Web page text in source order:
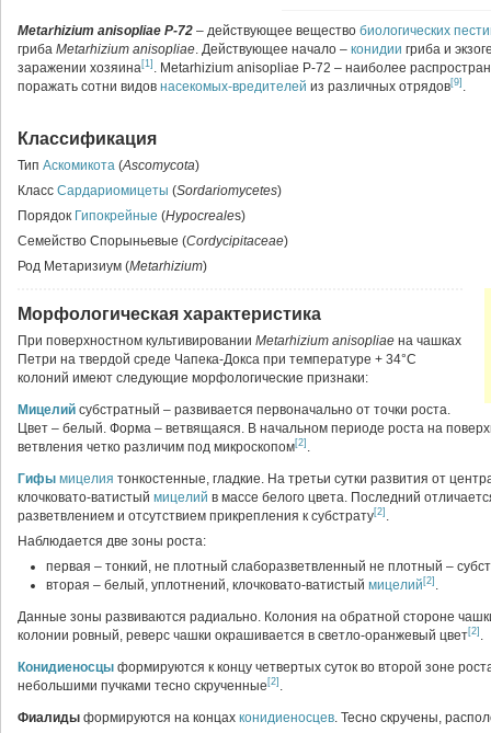
Metarhizium anisopliae Р-72 – действующее вещество биологических
гриба Metarhizium anisopliae. Действующее начало – конидии гриба и
заражении хозяина[1] . Metarhizium anisopliae Р-72 – наиболее
поражать сотни видов насекомых-вредителей из различных отрядов[9] .
Классификация
Тип Аскомикота (Ascomycota)
Класс Сардариомицеты (Sordariomycetes)
Порядок Гипокрейные (Hypocreales)
Семейство Спорыньевые (Cordycipitaceae)
Род Метаризиум (Metarhizium)
Морфологическая характеристика
При поверхностном культивировании Metarhizium anisopliae на чашках
Петри на твердой среде Чапека-Докса при температуре + 34°С
колоний имеют следующие морфологические признаки:
Мицелий субстратный – развивается первоначально от точки роста.
Цвет – белый. Форма – ветвящаяся. В начальном периоде роста на
ветвления четко различим под микроскопом[2] .
Гифы мицелия тонкостенные, гладкие. На третьи сутки развития от
клочковато-ватистый мицелий в массе белого цвета. Последний
разветвлением и отсутствием прикрепления к субстрату[2] .
Наблюдается две зоны роста:
первая – тонкий, не плотный слаборазветвленный не плотный –
вторая – белый, уплотнений, клочковато-ватистый мицелий [2] .
Данные зоны развиваются радиально. Колония на обратной стороне
колонии ровный, реверс чашки окрашивается в светло-оранжевый цвет[2] .
Конидиеносцы формируются к концу четвертых суток во второй зоне
небольшими пучками тесно скрученные [2] .
Фиалиды формируются на концах конидиеносцев. Тесно скручены,